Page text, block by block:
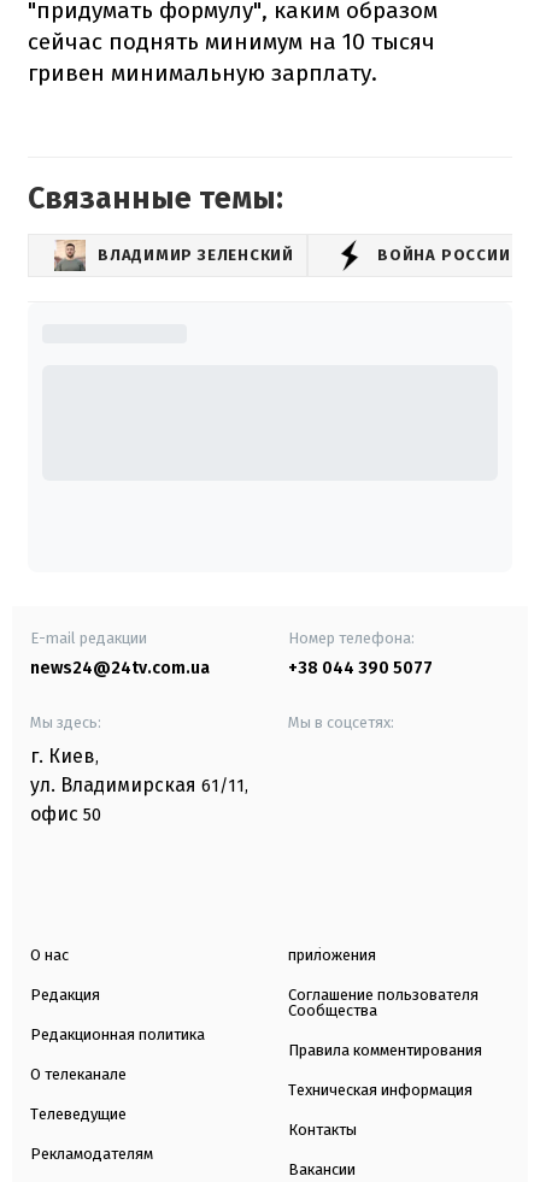
"придумать формулу", каким образом
сейчас поднять минимум на 10 тысяч
гривен минимальную зарплату.
Связанные темы:
ВЛАДИМИР ЗЕЛЕНСКИЙ ВОЙНА РОССИИ С
E-mail редакции
news24@24tv.com.ua
Номер телефона:
+38 044 390 5077
Мы здесь:
г. Киев,
ул. Владимирская 61/11,
офис 50
Мы в соцсетях:
О нас
Редакция
Редакционная политика
О телеканале
Телеведущие
Рекламодателям
приложения
Соглашение пользователя
Сообщества
Правила комментирования
Техническая информация
Контакты
Вакансии